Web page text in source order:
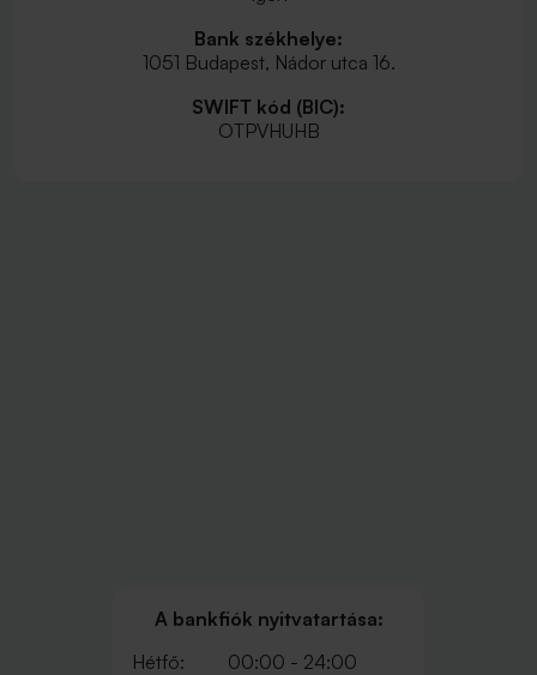
Bank székhelye:
1051 Budapest, Nádor utca 16.
SWIFT kód (BIC):
OTPVHUHB
A bankfiók nyitvatartása:
Hétfő:
00:00 - 24:00